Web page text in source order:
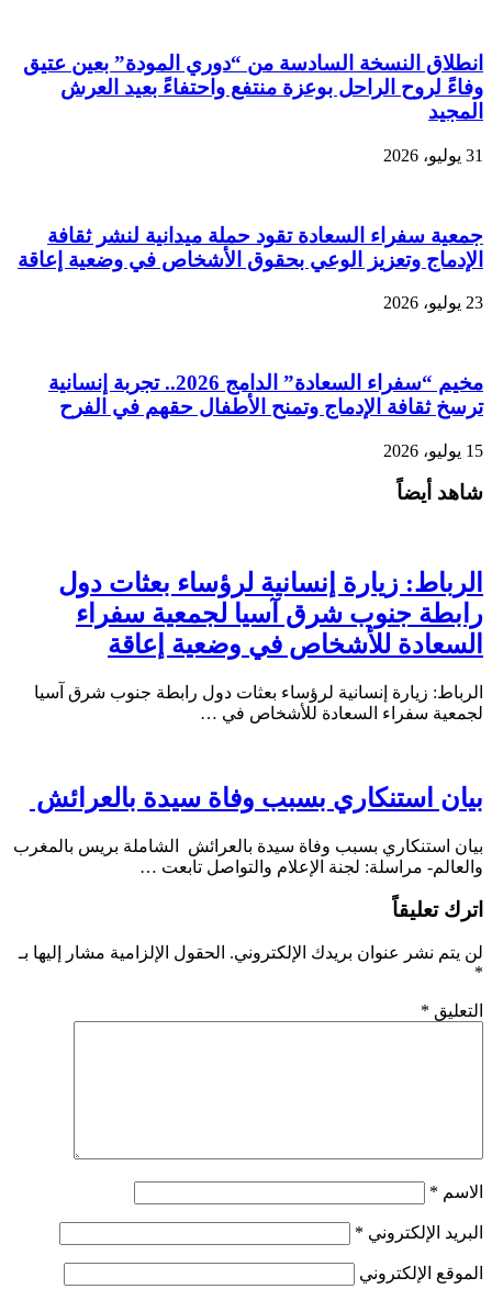
انطلاق النسخة السادسة من “دوري المودة” بعين عتيق
وفاءً لروح الراحل بوعزة منتفع واحتفاءً بعيد العرش
المجيد
31 يوليو، 2026
جمعية سفراء السعادة تقود حملة ميدانية لنشر ثقافة
الإدماج وتعزيز الوعي بحقوق الأشخاص في وضعية إعاقة
23 يوليو، 2026
مخيم “سفراء السعادة” الدامج 2026.. تجربة إنسانية
ترسخ ثقافة الإدماج وتمنح الأطفال حقهم في الفرح
15 يوليو، 2026
شاهد أيضاً
الرباط: زيارة إنسانية لرؤساء بعثات دول
رابطة جنوب شرق آسيا لجمعية سفراء
السعادة للأشخاص في وضعية إعاقة
الرباط: زيارة إنسانية لرؤساء بعثات دول رابطة جنوب شرق آسيا
لجمعية سفراء السعادة للأشخاص في …
بيان استنكاري بسبب وفاة سيدة بالعرائش
بيان استنكاري بسبب وفاة سيدة بالعرائش الشاملة بريس بالمغرب
والعالم- مراسلة: لجنة الإعلام والتواصل تابعت …
اترك تعليقاً
لن يتم نشر عنوان بريدك الإلكتروني. الحقول الإلزامية مشار إليها بـ
*
التعليق *
الاسم *
البريد الإلكتروني *
الموقع الإلكتروني